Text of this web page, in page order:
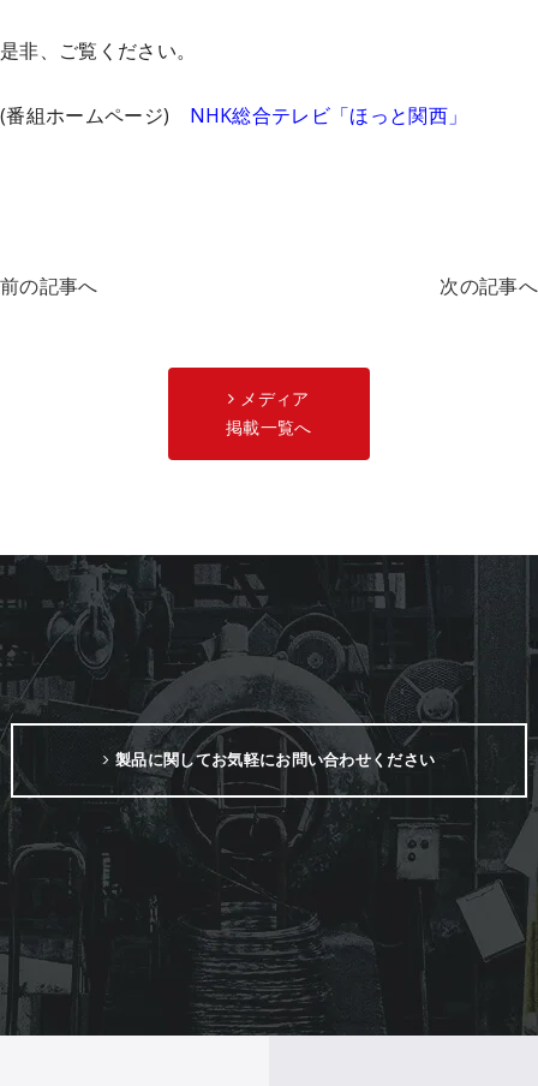
是非、ご覧ください。
(番組ホームページ) NHK総合テレビ「ほっと関西」
前の記事へ
メディア
掲載一覧へ
次の記事へ
製品に関してお気軽にお問い合わせください